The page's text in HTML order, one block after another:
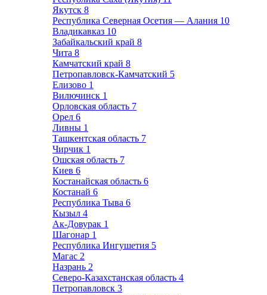
Якутск 8
Республика Северная Осетия — Алания 10
Владикавказ 10
Забайкальский край 8
Чита 8
Камчатский край 8
Петропавловск-Камчатский 5
Елизово 1
Вилючинск 1
Орловская область 7
Орел 6
Ливны 1
Ташкентская область 7
Чирчик 1
Ошская область 7
Киев 6
Костанайская область 6
Костанай 6
Республика Тыва 6
Кызыл 4
Ак-Довурак 1
Шагонар 1
Республика Ингушетия 5
Магас 2
Назрань 2
Северо-Казахстанская область 4
Петропавловск 3